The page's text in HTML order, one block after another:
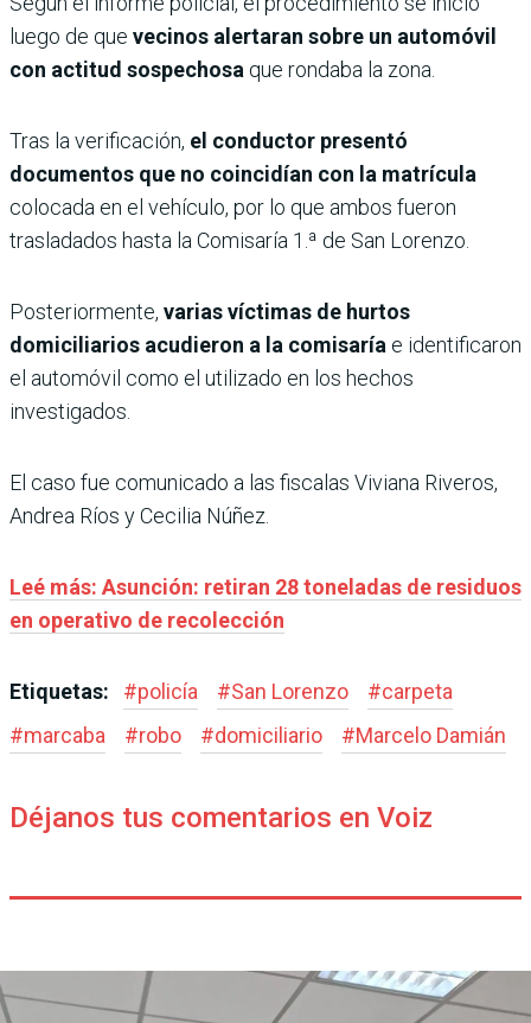
luego de que vecinos alertaran sobre un automóvil
con actitud sospechosa que rondaba la zona.
Tras la verificación, el conductor presentó
documentos que no coincidían con la matrícula
colocada en el vehículo, por lo que ambos fueron
trasladados hasta la Comisaría 1.ª de San Lorenzo.
Posteriormente, varias víctimas de hurtos
domiciliarios acudieron a la comisaría e identificaron
el automóvil como el utilizado en los hechos
investigados.
El caso fue comunicado a las fiscalas Viviana Riveros,
Andrea Ríos y Cecilia Núñez.
Leé más: Asunción: retiran 28 toneladas de residuos
en operativo de recolección
Etiquetas: #policía #San Lorenzo #carpeta
#marcaba #robo #domiciliario #Marcelo Damián
Déjanos tus comentarios en Voiz